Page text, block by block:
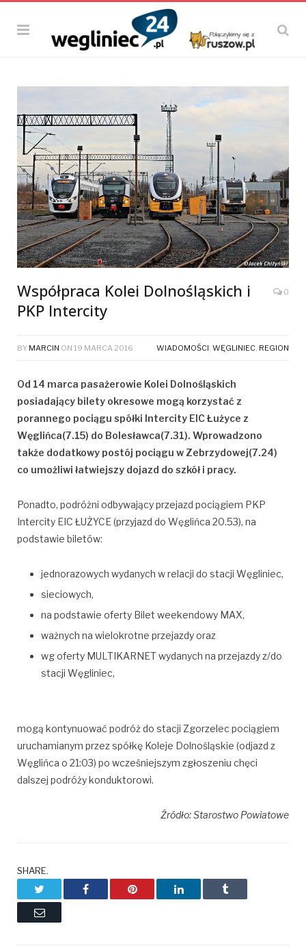
Współpraca Kolei Dolnośląskich i
PKP Intercity
0
BY MARCIN ON 19 MARCA 2016 WIADOMOŚCI, WĘGLINIEC, REGION
Od 14 marca pasażerowie Kolei Dolnośląskich
posiadający bilety okresowe mogą korzystać z
porannego pociągu spółki Intercity EIC Łużyce z
Węglińca(7.15) do Bolesławca(7.31). Wprowadzono
także dodatkowy postój pociągu w Zebrzydowej(7.24)
co umożliwi łatwiejszy dojazd do szkół i pracy.
Ponadto, podróżni odbywający przejazd pociągiem PKP
Intercity EIC ŁUŻYCE (przyjazd do Węglińca 20.53), na
podstawie biletów:
jednorazowych wydanych w relacji do stacji Węgliniec,
sieciowych,
na podstawie oferty Bilet weekendowy MAX,
ważnych na wielokrotne przejazdy oraz
wg oferty MULTIKARNET wydanych na przejazdy z/do
stacji Węgliniec,
mogą kontynuować podróż do stacji Zgorzelec pociągiem
uruchamianym przez spółkę Koleje Dolnośląskie (odjazd z
Węglińca o 21:03) po wcześniejszym zgłoszeniu chęci
dalszej podróży konduktorowi.
Źródło: Starostwo Powiatowe
SHARE.
TwitterFacebookPinterestLinkedInTumblr
Email